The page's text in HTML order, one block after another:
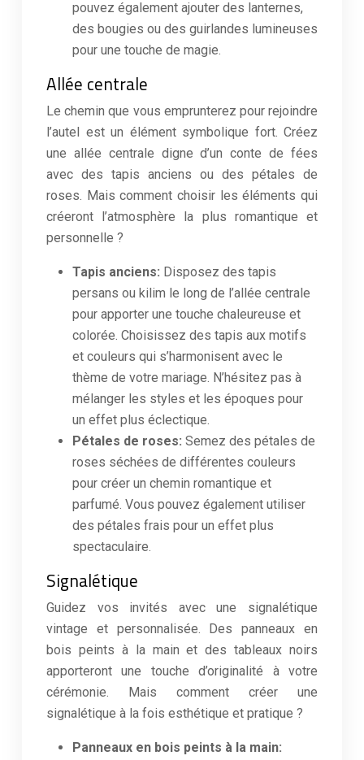
pouvez également ajouter des lanternes,
des bougies ou des guirlandes lumineuses
pour une touche de magie.
Allée centrale
Le chemin que vous emprunterez pour rejoindre
l’autel est un élément symbolique fort. Créez
une allée centrale digne d’un conte de fées
avec des tapis anciens ou des pétales de
roses. Mais comment choisir les éléments qui
créeront l’atmosphère la plus romantique et
personnelle ?
Tapis anciens: Disposez des tapis
persans ou kilim le long de l’allée centrale
pour apporter une touche chaleureuse et
colorée. Choisissez des tapis aux motifs
et couleurs qui s’harmonisent avec le
thème de votre mariage. N’hésitez pas à
mélanger les styles et les époques pour
un effet plus éclectique.
Pétales de roses: Semez des pétales de
roses séchées de différentes couleurs
pour créer un chemin romantique et
parfumé. Vous pouvez également utiliser
des pétales frais pour un effet plus
spectaculaire.
Signalétique
Guidez vos invités avec une signalétique
vintage et personnalisée. Des panneaux en
bois peints à la main et des tableaux noirs
apporteront une touche d’originalité à votre
cérémonie. Mais comment créer une
signalétique à la fois esthétique et pratique ?
Panneaux en bois peints à la main: